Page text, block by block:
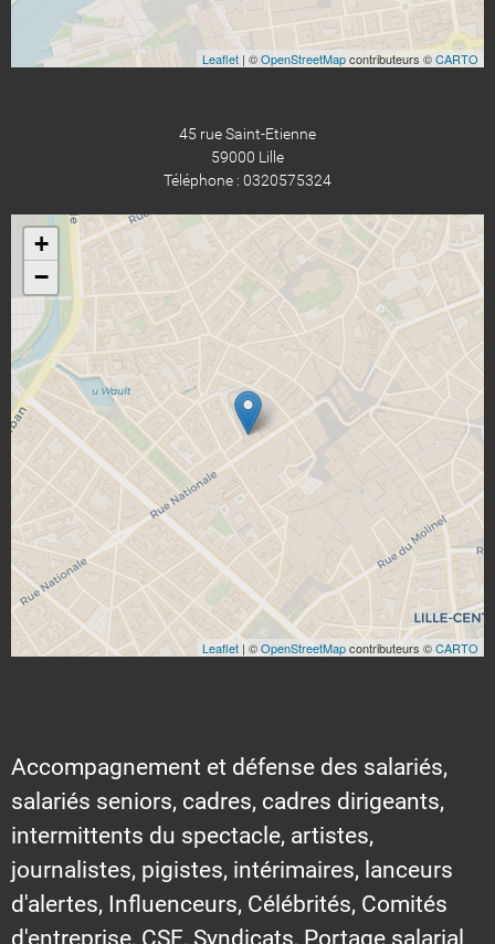
Leaflet | ©OpenStreetMapcontributeurs ©CARTO
45 rue Saint-Etienne
59000 Lille
Téléphone : 0320575324
+
−
Leaflet | ©OpenStreetMapcontributeurs ©CARTO
Accompagnement et défense des salariés,
salariés seniors, cadres, cadres dirigeants,
intermittents du spectacle, artistes,
journalistes, pigistes, intérimaires, lanceurs
d'alertes, Influenceurs, Célébrités, Comités
d'entreprise, CSE, Syndicats, Portage salarial